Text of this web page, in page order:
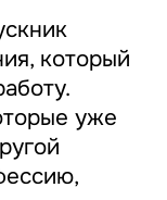
который
уже